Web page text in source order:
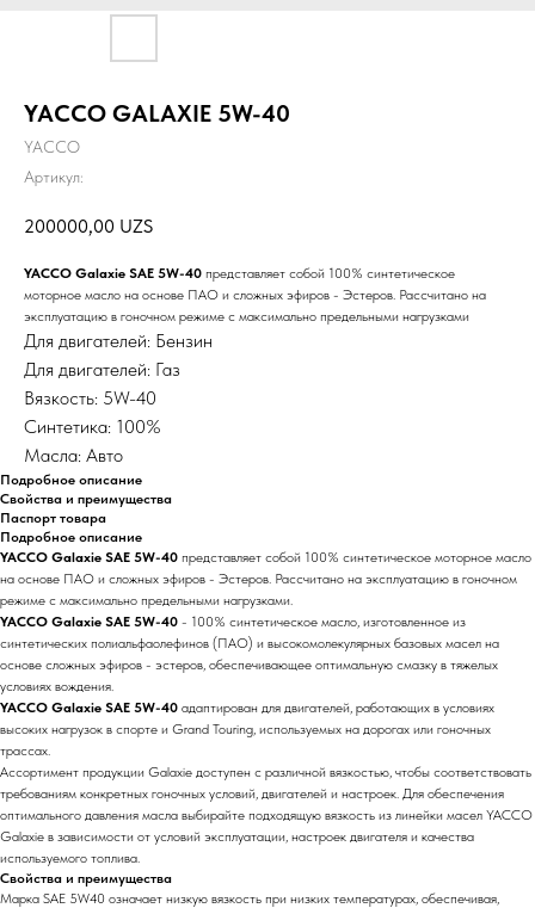
YACCO GALAXIE 5W-40
YACCO
Артикул:
200000,00 UZS
YACCO Galaxie SAE 5W-40 представляет собой 100% синтетическое
моторное масло на основе ПАО и сложных эфиров - Эстеров. Рассчитано на
эксплуатацию в гоночном режиме с максимально предельными нагрузками
Для двигателей: Бензин
Для двигателей: Газ
Вязкость: 5W-40
Синтетика: 100%
Масла: Авто
Подробное описание
Свойства и преимущества
Паспорт товара
Подробное описание
YACCO Galaxie SAE 5W-40 представляет собой 100% синтетическое моторное масло
на основе ПАО и сложных эфиров - Эстеров. Рассчитано на эксплуатацию в гоночном
режиме с максимально предельными нагрузками.
YACCO Galaxie SAE 5W-40 - 100% синтетическое масло, изготовленное из
синтетических полиальфаолефинов (ПАО) и высокомолекулярных базовых масел на
основе сложных эфиров - эстеров, обеспечивающее оптимальную смазку в тяжелых
условиях вождения.
YACCO Galaxie SAE 5W-40 адаптирован для двигателей, работающих в условиях
высоких нагрузок в спорте и Grand Touring, используемых на дорогах или гоночных
трассах.
Ассортимент продукции Galaxie доступен с различной вязкостью, чтобы соответствовать
требованиям конкретных гоночных условий, двигателей и настроек. Для обеспечения
оптимального давления масла выбирайте подходящую вязкость из линейки масел YACCO
Galaxie в зависимости от условий эксплуатации, настроек двигателя и качества
используемого топлива.
Свойства и преимущества
Марка SAE 5W40 означает низкую вязкость при низких температурах, обеспечивая,